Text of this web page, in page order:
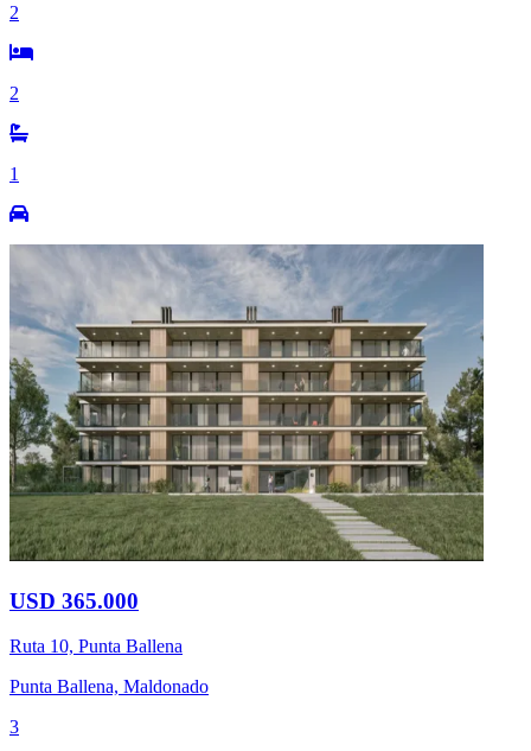
2
2
1
USD 365.000
Ruta 10, Punta Ballena
Punta Ballena, Maldonado
3